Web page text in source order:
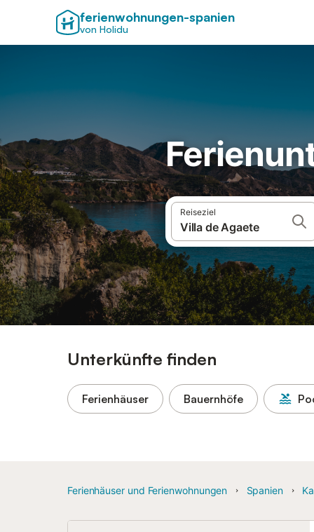
ferienwohnungen-spanien
von Holidu
Reiseziel
Unterkünfte finden
Ferienhäuser Bauernhöfe
Ferienhäuser und Ferienwohnungen Spanien